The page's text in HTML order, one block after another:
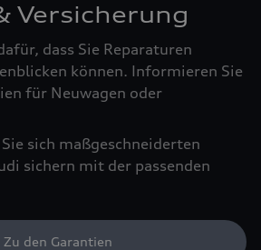
Versicherung
dass Sie Reparaturen
können. Informieren Sie
für Neuwagen oder
sich maßgeschneiderten
sichern mit der passenden
Zu den Garantien